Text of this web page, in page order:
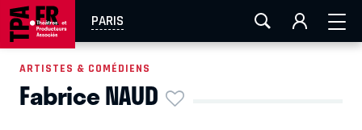
PARIS
AIX-MARSEILLE LA ROCHELLE
EN TOURNÉE
ARTISTES & COMÉDIENS
Fabrice NAUD